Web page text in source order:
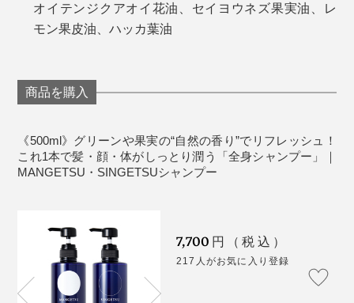
オイテンジクアオイ花油、セイヨウネズ果実油、レ
モン果皮油、ハッカ葉油
商品を購入
《500ml》グリーンや果実の“自然の香り”でリフレッシュ！
これ1本で髪・顔・体がしっとり潤う「全身シャンプー」｜
MANGETSU・SINGETSUシャンプー
7,700 円（税込）
217人がお気に入り登録